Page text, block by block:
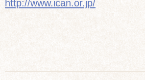
http://www.ican.or.jp/